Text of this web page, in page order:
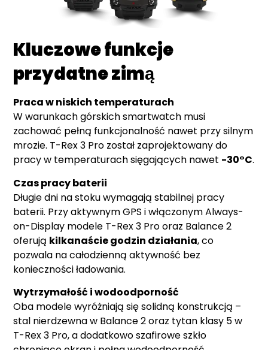
Kluczowe funkcje
przydatne zimą
Praca w niskich temperaturach
W warunkach górskich smartwatch musi
zachować pełną funkcjonalność nawet przy silnym
mrozie. T-Rex 3 Pro został zaprojektowany do
pracy w temperaturach sięgających nawet -30°C.
Czas pracy baterii
Długie dni na stoku wymagają stabilnej pracy
baterii. Przy aktywnym GPS i włączonym Always-
on-Display modele T-Rex 3 Pro oraz Balance 2
oferują kilkanaście godzin działania, co
pozwala na całodzienną aktywność bez
konieczności ładowania.
Wytrzymałość i wodoodporność
Oba modele wyróżniają się solidną konstrukcją –
stal nierdzewna w Balance 2 oraz tytan klasy 5 w
T-Rex 3 Pro, a dodatkowo szafirowe szkło